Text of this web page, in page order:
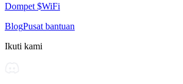
Dompet $WiFi
BlogPusat bantuan
Ikuti kami